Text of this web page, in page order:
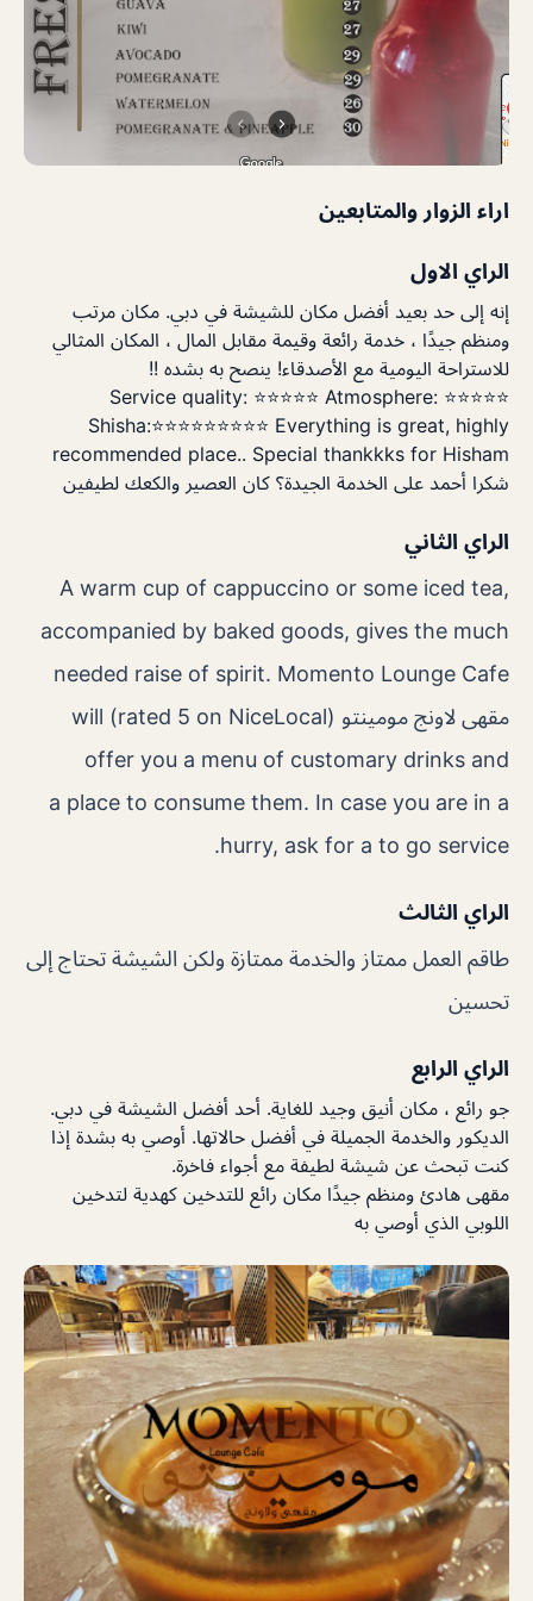
اراء الزوار والمتابعين
الراي الاول
إنه إلى حد بعيد أفضل مكان للشيشة في دبي. مكان مرتب
ومنظم جيدًا ، خدمة رائعة وقيمة مقابل المال ، المكان المثالي
للاستراحة اليومية مع الأصدقاء! ينصح به بشده !!
Service quality: ⭐⭐⭐⭐⭐ Atmosphere: ⭐⭐⭐⭐⭐
Shisha:⭐⭐⭐⭐⭐⭐⭐⭐⭐ Everything is great, highly
recommended place.. Special thankkks for Hisham
شكرا أحمد على الخدمة الجيدة؟ كان العصير والكعك لطيفين
الراي الثاني
A warm cup of cappuccino or some iced tea,
accompanied by baked goods, gives the much
needed raise of spirit. Momento Lounge Cafe
مقهى لاونج مومينتو (rated 5 on NiceLocal) will
offer you a menu of customary drinks and
a place to consume them. In case you are in a
hurry, ask for a to go service.
الراي الثالث
طاقم العمل ممتاز والخدمة ممتازة ولكن الشيشة تحتاج إلى
تحسين
الراي الرابع
جو رائع ، مكان أنيق وجيد للغاية. أحد أفضل الشيشة في دبي.
الديكور والخدمة الجميلة في أفضل حالاتها. أوصي به بشدة إذا
كنت تبحث عن شيشة لطيفة مع أجواء فاخرة.
مقهى هادئ ومنظم جيدًا مكان رائع للتدخين كهدية لتدخين
اللوبي الذي أوصي به